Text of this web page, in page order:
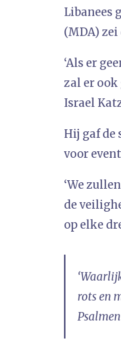
Libanees
(MDA)
‘Als er
zal er ook
Israel
Hij gaf de
voor
‘We
de
op elke
rots en